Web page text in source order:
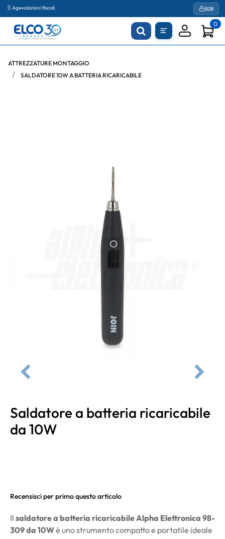
Agevolazioni fiscali B2B
0
ATTREZZATURE MONTAGGIO
SALDATORE 10W A BATTERIA RICARICABILE
Saldatore a batteria ricaricabile
da 10W
Recensisci per primo questo articolo
Il saldatore a batteria ricaricabile Alpha Elettronica 98-
309 da 10Wè uno strumento compatto e portatile ideale